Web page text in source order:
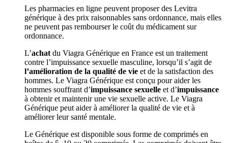
Les pharmacies en ligne peuvent proposer des Levitra
générique à des prix raisonnables sans ordonnance, mais elles
ne peuvent pas rembourser le coût du médicament sur
ordonnance.
L’achat du Viagra Générique en France est un traitement
contre l’impuissance sexuelle masculine, lorsqu’il s’agit de
l’amélioration de la qualité de vie et de la satisfaction des
hommes. Le Viagra Générique est conçu pour aider les
hommes souffrant d’impuissance sexuelle et d’impuissance
à obtenir et maintenir une vie sexuelle active. Le Viagra
Générique peut aider à améliorer la qualité de vie et à
améliorer leur santé mentale.
Le Générique est disponible sous forme de comprimés en